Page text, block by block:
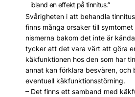
ibland en effekt på tinnitus.”
Svårigheten i att behandla
finns många orsaker till
nismerna bakom det inte är
tycker att det vara värt att göra
käkfunktionen hos den som har
annat kan förklara besvären, och
eventuell käkfunktionsstörning.
– Det finns ett samband med